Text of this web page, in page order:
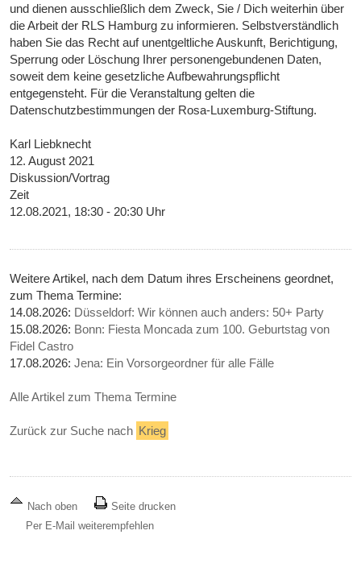
und dienen ausschließlich dem Zweck, Sie / Dich weiterhin über
die Arbeit der RLS Hamburg zu informieren. Selbstverständlich
haben Sie das Recht auf unentgeltliche Auskunft, Berichtigung,
Sperrung oder Löschung Ihrer personengebundenen Daten,
soweit dem keine gesetzliche Aufbewahrungspflicht
entgegensteht. Für die Veranstaltung gelten die
Datenschutzbestimmungen der Rosa-Luxemburg-Stiftung.
Karl Liebknecht
12. August 2021
Diskussion/Vortrag
Zeit
12.08.2021, 18:30 - 20:30 Uhr
Weitere Artikel, nach dem Datum ihres Erscheinens geordnet,
zum Thema Termine:
14.08.2026: Düsseldorf: Wir können auch anders: 50+ Party
15.08.2026: Bonn: Fiesta Moncada zum 100. Geburtstag von
Fidel Castro
17.08.2026:Jena: Ein Vorsorgeordner für alle Fälle
Alle Artikel zum Thema Termine
Zurück zur Suche nach Krieg
Nach oben
Seite drucken
Per E-Mail weiterempfehlen